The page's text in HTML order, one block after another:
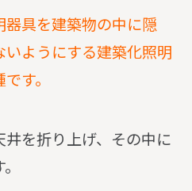
具を建築物の中に隠
いようにする建築化照明
す。
を折り上げ、その中に